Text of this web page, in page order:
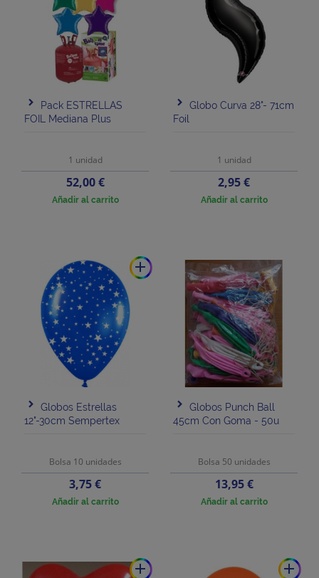
Pack ESTRELLAS
FOIL Mediana Plus
1 unidad
Precio
52,00 €
Añadir al carrito
Globo Curva 28"- 71cm
Foil
1 unidad
Precio
2,95 €
Añadir al carrito
add
Globos Estrellas
12"-30cm Sempertex
Bolsa 10 unidades
Precio
3,75 €
Añadir al carrito
Globos Punch Ball
45cm Con Goma - 50u
Bolsa 50 unidades
Precio
13,95 €
Añadir al carrito
add add